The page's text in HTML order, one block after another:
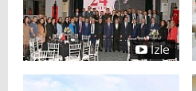
İzle